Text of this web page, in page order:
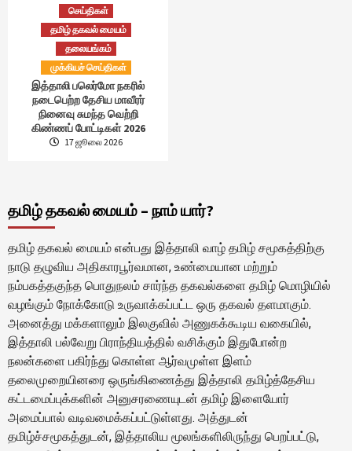
செய்திகள்
தமிழ் தகவல் மையம்
தலையங்கம்
முக்கியச் செய்திகள்
இத்தாலி பலெர்மோ நகரில்
நடைபெற்ற தேசிய மாவீரர்
நினைவு சுமந்த வெற்றி
கிண்ணப் போட்டிகள் 2026
17 ஜூலை 2026
தமிழ் தகவல் மையம் – நாம் யார்?
தமிழ் தகவல் மையம் என்பது இத்தாலி வாழ் தமிழ் சமூகத்திற்கு
நாடு தழுவிய அதிகாரபூர்வமான, உண்மையான மற்றும்
நம்பகத்தகுந்த பொதுநலம் சார்ந்த தகவல்களை தமிழ் மொழியில்
வழங்கும் நோக்கோடு உருவாக்கப்பட்ட ஒரு தகவல் தளமாகும்.
அனைத்து மக்களாலும் இலகுவில் அணுகக்கூடிய வகையில்,
இத்தாலி பல்வேறு பிராந்தியத்தில் வசிக்கும் இதுபோன்ற
நலன்களை பகிர்ந்து கொள்ள ஆர்வமுள்ள இளம்
தலைமுறையினரை ஒருங்கிணைத்து இத்தாலி தமிழ்த்தேசிய
கட்டமைப்புக்களின் அனுசரணையுடன் தமிழ் இளையோர்
அமைப்பால் வடிவமைக்கப்பட்டுள்ளது. அத்துடன்
தமிழ்ச்சமூகத்துடன், இத்தாலிய மூலங்களிலிருந்து பெறப்பட்டு,